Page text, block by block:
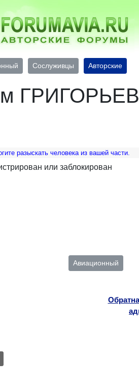
Сослуживцы Авторские
разыскать человека из вашей части.
или заблокирован
Авиационный